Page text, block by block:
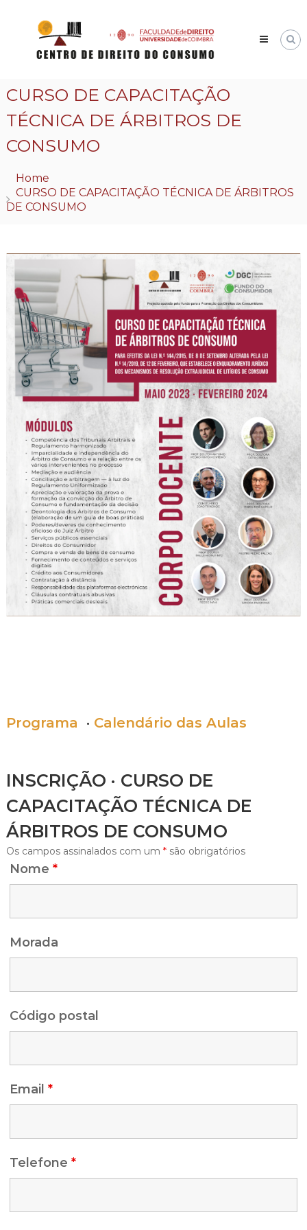
Direito
CURSO DE CAPACITAÇÃO
TÉCNICA DE ÁRBITROS DE
CONSUMO
Home
CURSO DE CAPACITAÇÃO TÉCNICA DE ÁRBITROS
DE CONSUMO
Programa · Calendário das Aulas
INSCRIÇÃO · CURSO DE
CAPACITAÇÃO TÉCNICA DE
ÁRBITROS DE CONSUMO
Os campos assinalados com um *são obrigatórios
Nome *
Morada
Código postal
Email *
Telefone *